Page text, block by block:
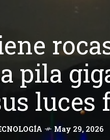
pila
luces
May 29, 2026